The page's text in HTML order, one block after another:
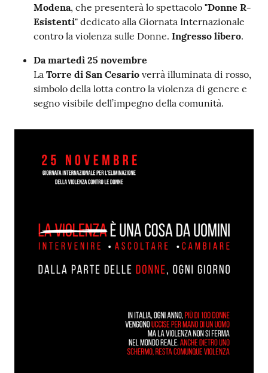
Modena, che presenterà lo spettacolo "Donne R-
Esistenti" dedicato alla Giornata Internazionale
contro la violenza sulle Donne. Ingresso libero.
Da martedì 25 novembre
La Torre di San Cesario verrà illuminata di rosso,
simbolo della lotta contro la violenza di genere e
segno visibile dell’impegno della comunità.